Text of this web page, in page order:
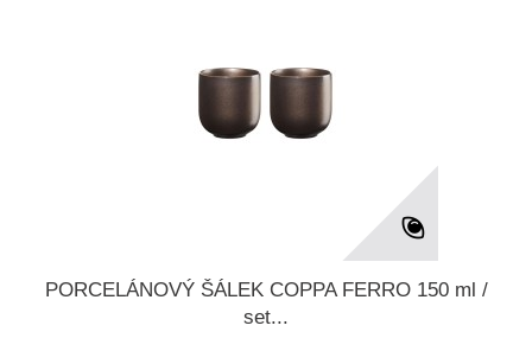
PORCELÁNOVÝ ŠÁLEK COPPA FERRO 150 ml /
set...